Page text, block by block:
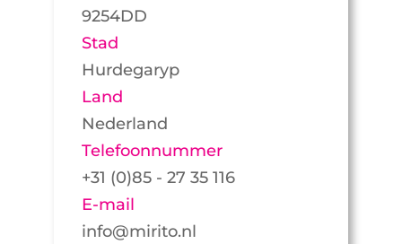
9254DD
Stad
Hurdegaryp
Land
Nederland
Telefoonnummer
+31 (0)85 - 27 35 116
E-mail
info@mirito.nl